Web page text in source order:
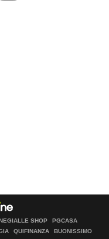
SHOP
PGCASA
QUIFINANZA
BUONISSIMO